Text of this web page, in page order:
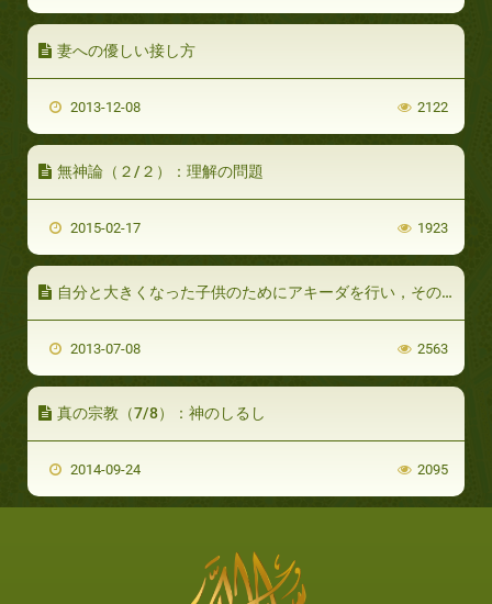
妻への優しい接し方
2013-12-08 2122
無神論（２/２）：理解の問題
2015-02-17 1923
自分と大きくなった子供のためにアキーダを行い，そのために借金すること
2013-07-08 2563
真の宗教（7/8）：神のしるし
2014-09-24 2095